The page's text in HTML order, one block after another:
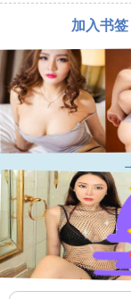
加入书签